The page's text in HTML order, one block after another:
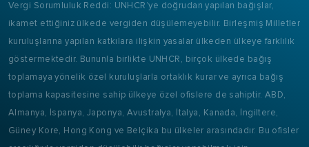
Vergi Sorumluluk Reddi: UNHCR’ye doğrudan yapılan bağışlar,
ikamet ettiğiniz ülkede vergiden düşülemeyebilir. Birleşmiş Milletler
kuruluşlarına yapılan katkılara ilişkin yasalar ülkeden ülkeye farklılık
göstermektedir. Bununla birlikte UNHCR, birçok ülkede bağış
toplamaya yönelik özel kuruluşlarla ortaklık kurar ve ayrıca bağış
toplama kapasitesine sahip ülkeye özel ofislere de sahiptir. ABD,
Almanya, İspanya, Japonya, Avustralya, İtalya, Kanada, İngiltere,
Güney Kore, Hong Kong ve Belçika bu ülkeler arasındadır. Bu ofisler